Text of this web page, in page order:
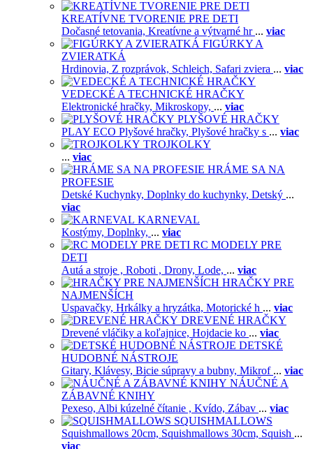
KREATÍVNE TVORENIE PRE DETI
Dočasné tetovania, Kreatívne a výtvarné hr ... viac
FIGÚRKY A
ZVIERATKÁ
Hrdinovia, Z rozprávok, Schleich, Safari zviera ... viac
VEDECKÉ A TECHNICKÉ HRAČKY
Elektronické hračky, Mikroskopy, ... viac
PLYŠOVÉ HRAČKY
PLAY ECO Plyšové hračky, Plyšové hračky s ... viac
TROJKOLKY
... viac
HRÁME SA NA
PROFESIE
Detské Kuchynky, Doplnky do kuchynky, Detský ...
viac
KARNEVAL
Kostýmy, Doplnky, ... viac
RC MODELY PRE
DETI
Autá a stroje , Roboti , Drony, Lode, ... viac
HRAČKY PRE
NAJMENŠÍCH
Uspavačky, Hrkálky a hryzátka, Motorické h ... viac
DREVENÉ HRAČKY
Drevené vláčiky a koľajnice, Hojdacie ko ... viac
DETSKÉ
HUDOBNÉ NÁSTROJE
Gitary, Klávesy, Bicie súpravy a bubny, Mikrof ... viac
NÁUČNÉ A
ZÁBAVNÉ KNIHY
Pexeso, Albi kúzelné čítanie , Kvído, Zábav ... viac
SQUISHMALLOWS
Squishmallows 20cm, Squishmallows 30cm, Squish ...
viac